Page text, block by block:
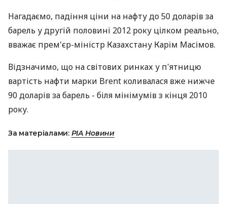
Нагадаємо, падіння ціни на нафту до 50 доларів за
барель у другій половині 2012 року цілком реально,
вважає прем'єр-міністр Казахстану Карім Масімов.
Відзначимо, що на світових ринках у п'ятницю
вартість нафти марки Brent коливалася вже нижче
90 доларів за барель - біля мінімумів з кінця 2010
року.
За матеріалами: РІА Новини